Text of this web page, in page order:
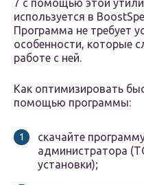
7 с помощью этой
используется в
Программа не требует
особенности, которые
работе с ней.
Как оптимизировать
помощью программы:
скачайте
администратора
установки);